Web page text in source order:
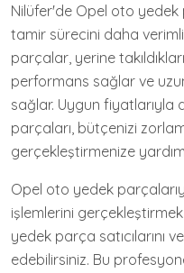
Nilüfer'de Opel oto yedek
tamir sürecini daha
parçalar, yerine
performans sağlar ve
sağlar. Uygun
parçaları, bütçenizi
gerçekleştirmenize
Opel oto yedek
işlemlerini
yedek parça satıcılarını
edebilirsiniz. Bu